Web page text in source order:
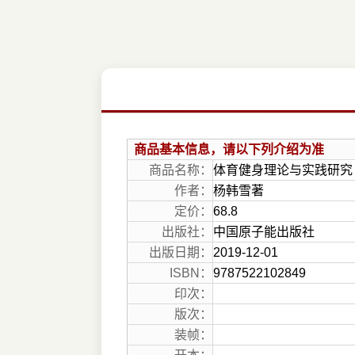
商品基本信息，请以下列介绍为准
商品名称： 体育健身理论与实践研究
作者： 杨韩雪著
定价： 68.8
出版社：
中国原子能出版社
出版日期：
2019-12-01
ISBN： 9787522102849
印次：
版次：
装帧：